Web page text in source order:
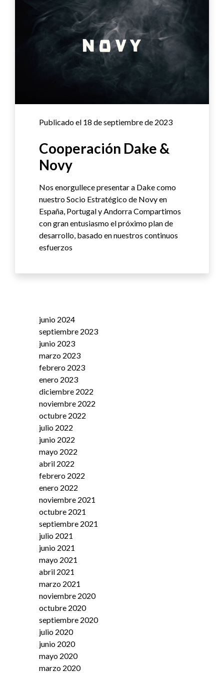
Publicado el 18 de septiembre de 2023
Cooperación Dake &
Novy
Nos enorgullece presentar a Dake como
nuestro Socio Estratégico de Novy en
España, Portugal y Andorra Compartimos
con gran entusiasmo el próximo plan de
desarrollo, basado en nuestros continuos
esfuerzos
junio 2024
septiembre 2023
junio 2023
marzo 2023
febrero 2023
enero 2023
diciembre 2022
noviembre 2022
octubre 2022
julio 2022
junio 2022
mayo 2022
abril 2022
febrero 2022
enero 2022
noviembre 2021
octubre 2021
septiembre 2021
julio 2021
junio 2021
mayo 2021
abril 2021
marzo 2021
noviembre 2020
octubre 2020
septiembre 2020
julio 2020
junio 2020
mayo 2020
marzo 2020